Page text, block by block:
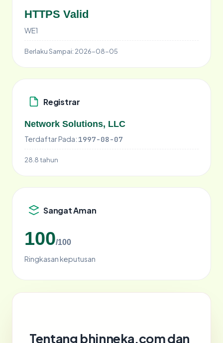
HTTPS Valid
WE1
Berlaku Sampai: 2026-08-05
Registrar
Network Solutions, LLC
Terdaftar Pada: 1997-08-07
28.8 tahun
Sangat Aman
100/100
Ringkasan keputusan
Tentang bhinneka.com dan